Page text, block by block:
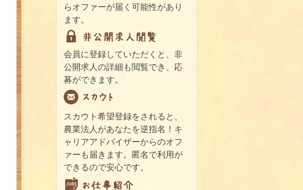
らオファーが届く可能性があり
ます。
会員に登録していただくと、非
公開求人の詳細も閲覧でき、応
募ができます。
スカウト希望登録をされると、
農業法人があなたを逆指名！キ
ャリアアドバイザーからのオフ
ァーも届きます。匿名で利用が
できるので安心です。